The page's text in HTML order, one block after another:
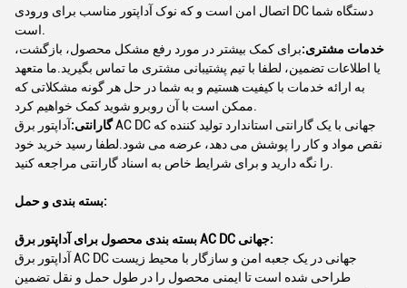
اتصال امن است و که نوک آداپتور مناسب برای ورودی DC دستگاه شما
است.
خدمات مشتری:برای کمک بیشتر در مورد رفع مشکل محصول، بازگشت،
یا اطلاعات تضمین، لطفا با تیم پشتیبانی مشتری ما تماس بگیرید.ما متعهد
به ارائه خدمات با کیفیت هستیم و به شما در حل هر گونه مشکلاتی که
ممکن است با آن روبرو شوید کمک خواهیم کرد.
گارانتی:آداپتور برق AC DC جهانی با یک گارانتی استاندارد تولید کننده که
نقص مواد و کار را پوشش می دهد، عرضه می شود.لطفا رسید خرید خود
را نگه دارید و برای شرایط خاص به اسناد گارانتی مراجعه کنید.
بسته بندی و حمل:
بسته بندی محصول برای آداپتور برق AC DC جهانی:
آداپتور برق AC DC جهانی در یک جعبه امن و سازگار با محیط زیست
طراحی شده است تا ایمنی محصول را در طول حمل و نقل تضمین